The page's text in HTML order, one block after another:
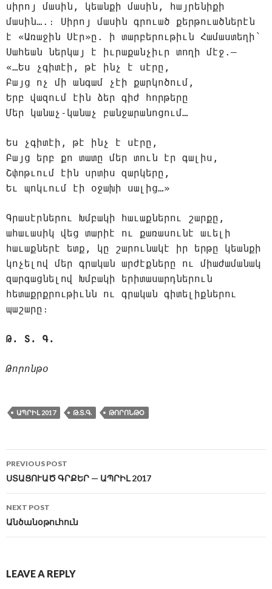
սիրոյ մասին, կեանքի մասին, հայրենիքի
մասին….։ Սիրոյ մասին գրուած քերթուածներէն
է «Առաջին Սէր»ը. ի տարբերութիւն Համաստեղի՝
Սահեան ներկայ է իւրաքանչիւր տողի մէջ.—
«…Ես չգիտէի, թէ ինչ է սէրը,
Բայց ոչ մի անգամ չէի քարկոծում,
Երբ վազում էին ձեր գիժ հորթերը
Մեր կանաչ-կանաչ բանջարանոցում…
Ես չգիտէի, թէ ինչ է սէրը,
Բայց երբ քո տատը մեր տուն էր գալիս,
Շփոթւում էին սրտիս զարկերը,
Եւ պոկւում էի օջախի սալից…»
Գրասէրներու Խմբակի հաւաքներու շարքը,
ահաւասիկ վեց տարիէ ու քառասունէ աւելի
հաւաքներէ ետք, կը շարունակէ իր երթը կեանքի
կոչելով մեր գրական արժէքները ու միաժամանակ
զարգացնելով Խմբակի երիտասարդներուն
հետաքրքրութիւնն ու գրական գիտելիքներու
պաշարը։
Թ. Տ. Գ.
Թորոնթօ
ԱՊՐԻԼ 2017 Թ.Տ.Գ. ԹՈՐՈՆԹՕ
Post
navigation
PREVIOUS POST
ՍՏԱՑՈՒԱԾ ԳՐՔԵՐ — ԱՊՐԻԼ 2017
NEXT POST
Անծանօթուհուն
LEAVE A REPLY